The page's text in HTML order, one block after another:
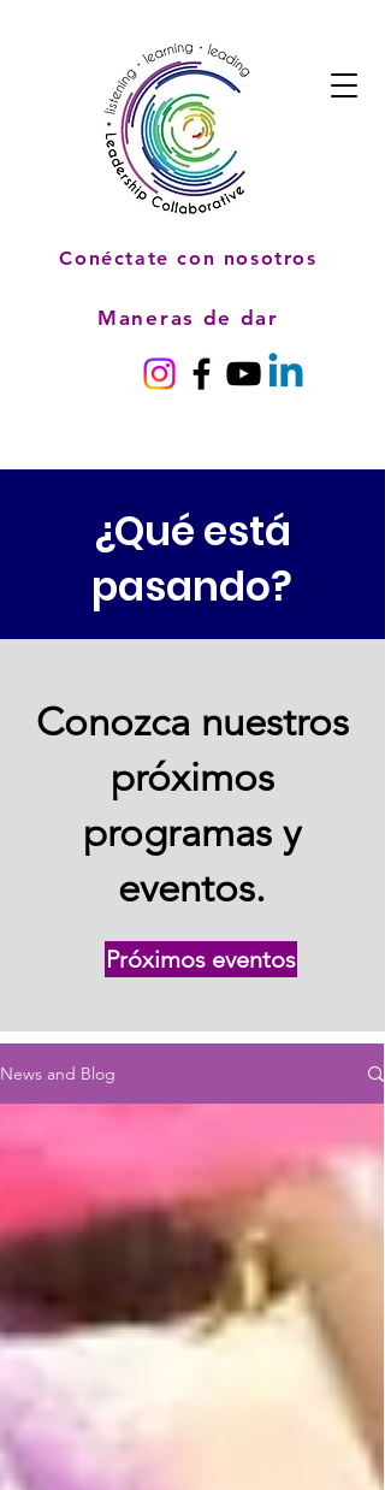
Conéctate con nosotros
Maneras de dar
¿Qué está
pasando?
Conozca nuestros
próximos
programas y
eventos.
Próximos eventos
News and Blog